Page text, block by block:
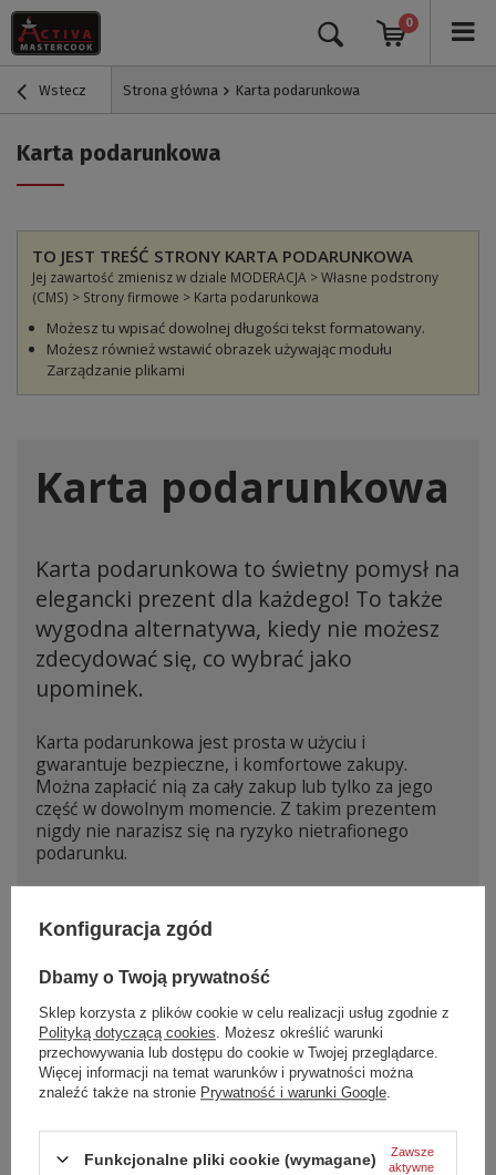
0
Wstecz Strona główna Karta podarunkowa
Karta podarunkowa
TO JEST TREŚĆ STRONY KARTA PODARUNKOWA
Jej zawartość zmienisz w dziale MODERACJA > Własne podstrony
(CMS) > Strony firmowe > Karta podarunkowa
Możesz tu wpisać dowolnej długości tekst formatowany.
Możesz również wstawić obrazek używając modułu
Zarządzanie plikami
Karta podarunkowa
Karta podarunkowa to świetny pomysł na
elegancki prezent dla każdego! To także
wygodna alternatywa, kiedy nie możesz
zdecydować się, co wybrać jako
upominek.
Karta podarunkowa jest prosta w użyciu i
gwarantuje bezpieczne, i komfortowe zakupy.
Można zapłacić nią za cały zakup lub tylko za jego
część w dowolnym momencie. Z takim prezentem
nigdy nie narazisz się na ryzyko nietrafionego
podarunku.
Konfiguracja zgód
Dbamy o Twoją prywatność
Sklep korzysta z plików cookie w celu realizacji usług zgodnie z
Polityką dotyczącą cookies . Możesz określić warunki
przechowywania lub dostępu do cookie w Twojej przeglądarce.
Więcej informacji na temat warunków i prywatności można
znaleźć także na stronie Prywatność i warunki Google
Funkcjonalne pliki cookie (wymagane)
Zawsze
aktywne